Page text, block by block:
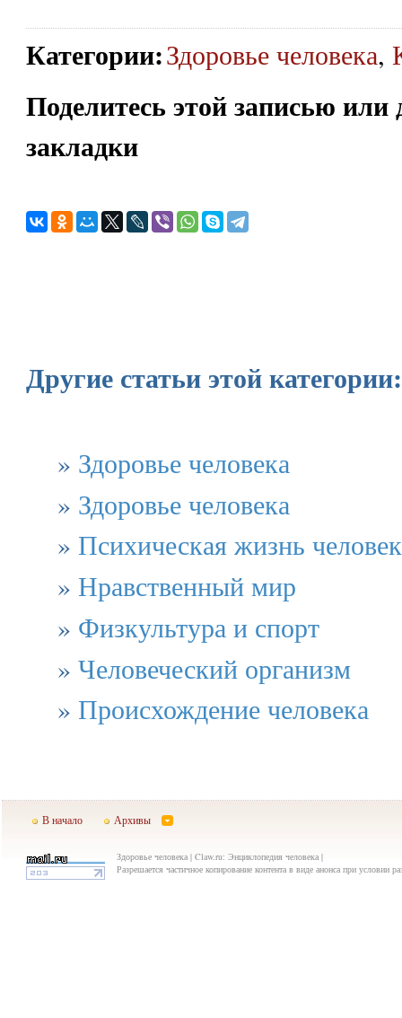
Категории:Здоровье человека,
Поделитесь этой записью или
закладки
Другие статьи этой категории:
» Здоровье человека
» Здоровье человека
» Психическая жизнь
» Нравственный мир
» Физкультура и спорт
» Человеческий организм
» Происхождение человека
В начало Архивы
Здоровье человека | Claw.ru: Энциклопедия человека |
Разрешается частичное копирование контента в виде анонса при условии